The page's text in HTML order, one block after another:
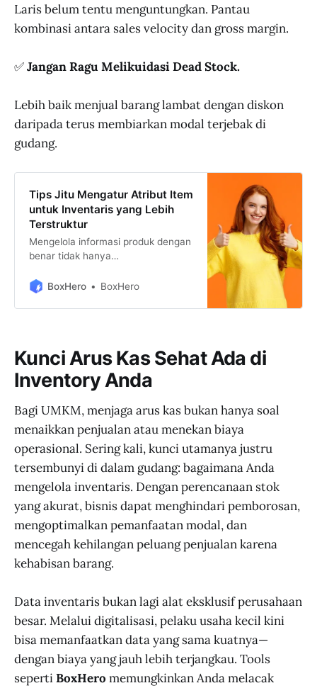
Laris belum tentu menguntungkan. Pantau
kombinasi antara sales velocity dan gross margin.
✅Jangan Ragu Melikuidasi Dead Stock.
Lebih baik menjual barang lambat dengan diskon
daripada terus membiarkan modal terjebak di
gudang.
Tips Jitu Mengatur Atribut Item
untuk Inventaris yang Lebih
Terstruktur
Mengelola informasi produk dengan
benar tidak hanya
inventaris, tetapi juga mengurangi
dan pemesanan barang. Dengan
memprediksi kebutuhan pelanggan,
dan menyesuaikan stok sesuai
permintaan.
BoxHero BoxHero
Kunci Arus Kas Sehat Ada di
Inventory Anda
Bagi UMKM, menjaga arus kas bukan hanya soal
menaikkan penjualan atau menekan biaya
operasional. Sering kali, kunci utamanya justru
tersembunyi di dalam gudang: bagaimana Anda
mengelola inventaris. Dengan perencanaan stok
yang akurat, bisnis dapat menghindari pemborosan,
mengoptimalkan pemanfaatan modal, dan
mencegah kehilangan peluang penjualan karena
kehabisan barang.
Data inventaris bukan lagi alat eksklusif perusahaan
besar. Melalui digitalisasi, pelaku usaha kecil kini
bisa memanfaatkan data yang sama kuatnya—
dengan biaya yang jauh lebih terjangkau. Tools
sepertiBoxHero memungkinkan Anda melacak